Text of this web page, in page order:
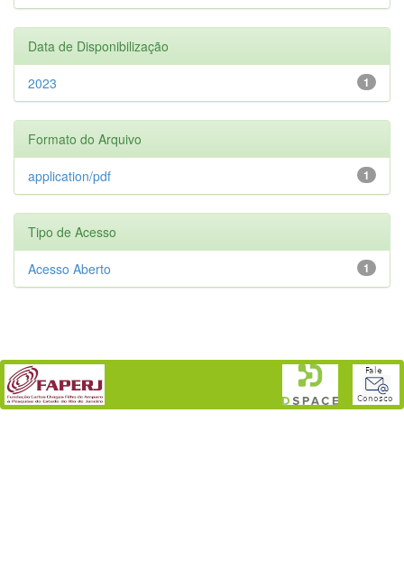
Data de Disponibilização
1
2023
Formato do Arquivo
1
application/pdf
Tipo de Acesso
1
Acesso Aberto